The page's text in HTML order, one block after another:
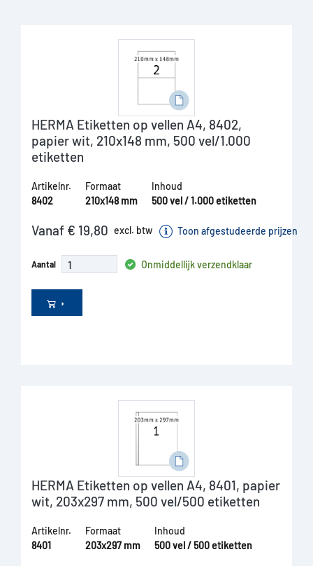
HERMA Etiketten op vellen A4, 8402,
papier wit, 210x148 mm, 500 vel/1.000
etiketten
Artikelnr.
8402
Formaat
210x148 mm
Inhoud
500 vel / 1.000 etiketten
Vanaf € 19,80 excl. btw Toon afgestudeerde prijzen
Aantal Onmiddellijk verzendklaar
HERMA Etiketten op vellen A4, 8401, papier
wit, 203x297 mm, 500 vel/500 etiketten
Artikelnr.
8401
Formaat
203x297 mm
Inhoud
500 vel / 500 etiketten